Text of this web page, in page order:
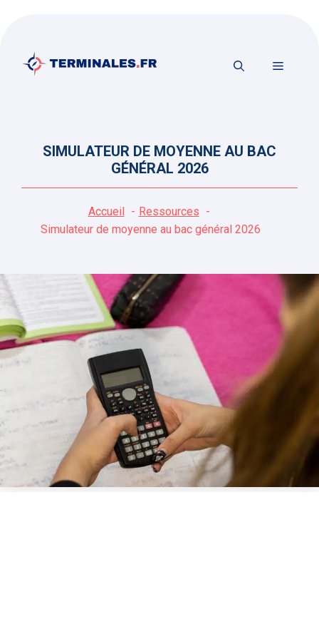
contenu
MENU
SIMULATEUR DE MOYENNE AU BAC
GÉNÉRAL 2026
Accueil
Ressources
Simulateur de moyenne au bac général 2026